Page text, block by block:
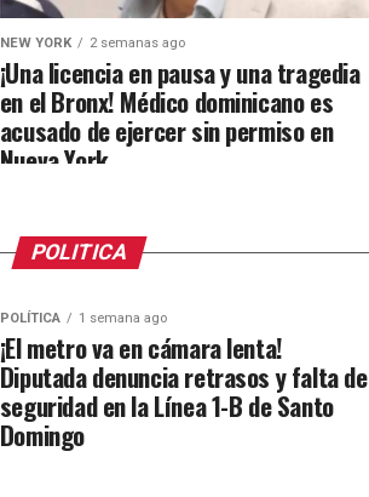
NEW YORK 2 semanas ago
¡Una licencia en pausa y una tragedia
en el Bronx! Médico dominicano es
acusado de ejercer sin permiso en
Nueva York
POLITICA
POLÍTICA 1 semana ago
¡El metro va en cámara lenta!
Diputada denuncia retrasos y falta de
seguridad en la Línea 1-B de Santo
Domingo